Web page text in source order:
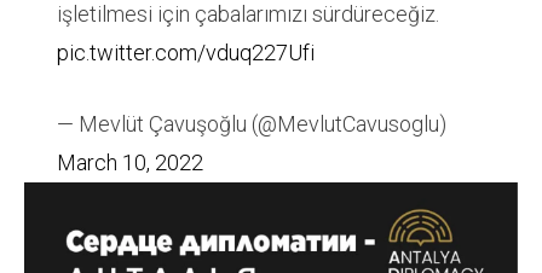
işletilmesi için çabalarımızı sürdüreceğiz.
pic.twitter.com/vduq227Ufi
— Mevlüt Çavuşoğlu (@MevlutCavusoglu)
March 10, 2022